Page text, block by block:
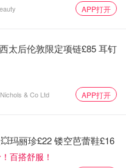
一点对大熊妹子尤其重
啦。
APP打开
太后伦敦限定项链£85 耳钉
& Co Ltd APP打开
玛丽珍£22 镂空芭蕾鞋£16
百搭舒服！